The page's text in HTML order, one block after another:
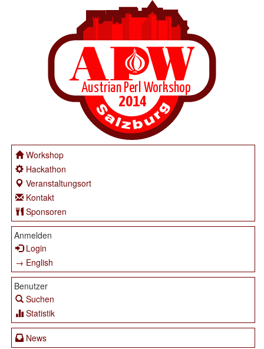
Workshop
Hackathon
Veranstaltungsort
Kontakt
Sponsoren
Anmelden
Login
→ English
Benutzer
Suchen
Statistik
News